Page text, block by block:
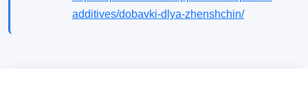
additives/dobavki-dlya-zhenshchin/